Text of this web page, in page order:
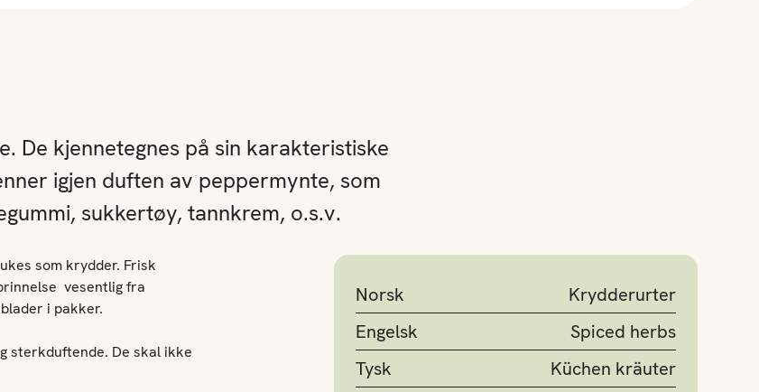
De kjennetegnes på sin karakteristiske
igjen duften av peppermynte, som
sukkertøy, tannkrem, o.s.v.
som krydder. Frisk
 vesentlig fra
i pakker.
sterkduftende. De skal ikke
Norsk
Krydderurter
Engelsk
Spiced herbs
Tysk
Küchen kräuter